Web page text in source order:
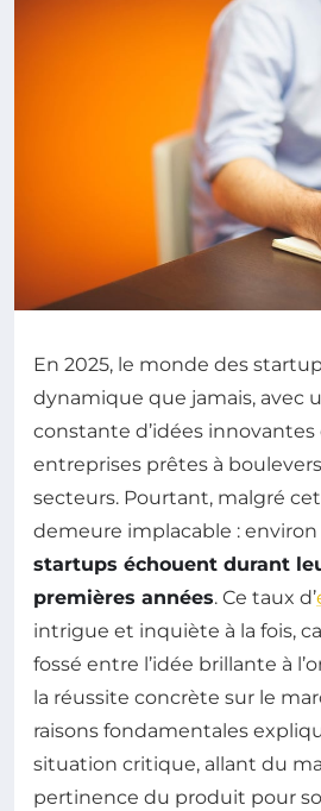
En 2025, le monde des
dynamique que jamais, avec
constante d’idées
entreprises prêtes à
secteurs. Pourtant, malgré
demeure implacable : environ
startups échouent durant
premières années. Ce taux d’
intrigue et inquiète à la fois,
fossé entre l’idée brillante à
la réussite concrète sur le
raisons fondamentales
situation critique, allant du
pertinence du produit pour